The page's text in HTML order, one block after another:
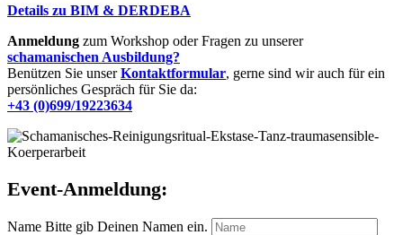
Details zu BIM & DERDEBA
Anmeldung zum Workshop oder Fragen zu unserer
schamanischen Ausbildung?
Benützen Sie unserKontaktformular, gerne sind wir auch für ein
persönliches Gespräch für Sie da:
+43 (0)699/19223634
Event-Anmeldung:
Name Bitte gib Deinen Namen ein.